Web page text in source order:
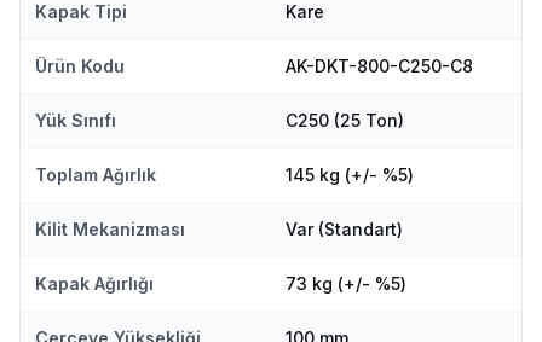
Kapak Tipi Kare
Ürün Kodu AK-DKT-800-C250-C8
Yük Sınıfı C250 (25 Ton)
Toplam Ağırlık 145 kg (+/- %5)
Kilit Mekanizması Var (Standart)
Kapak Ağırlığı 73 kg (+/- %5)